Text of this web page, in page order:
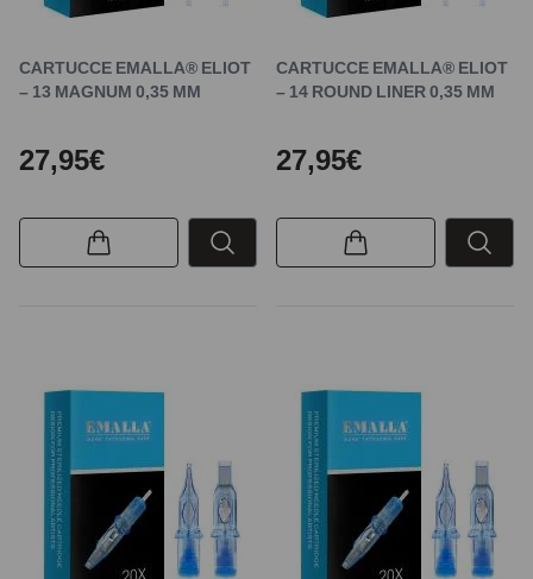
CARTUCCE EMALLA® ELIOT
– 13 MAGNUM 0,35 MM
27,95€
CARTUCCE EMALLA® ELIOT
– 14 ROUND LINER 0,35 MM
27,95€